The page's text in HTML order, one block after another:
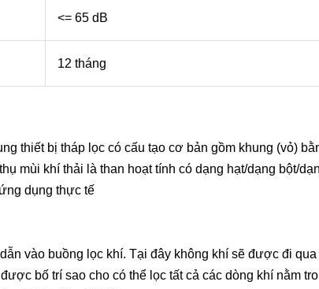
<= 65 dB
12 tháng
thiết bị tháp lọc có cấu tạo cơ bản gồm khung (vỏ)
mùi khí thải là than hoạt tính có dạng hạt/dạng bột/
dụng thực tế
vào buồng lọc khí. Tại đây không khí sẽ được đi
bố trí sao cho có thể lọc tất cả các dòng khí nằm